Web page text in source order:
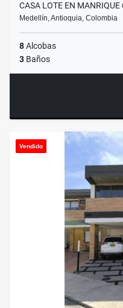
CASA LOTE EN MANRIQUE
Medellín, Antioquia, Colombia
8Alcobas
3 Baños
Vendido